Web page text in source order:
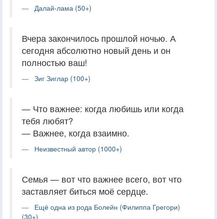
Далай-лама (50+)
Вчера закончилось прошлой ночью. А
сегодня абсолютно новый день и он
полностью ваш!
Зиг Зиглар (100+)
— Что важнее: когда любишь или когда
тебя любят?
— Важнее, когда взаимно.
Неизвестный автор (1000+)
Семья — вот что важнее всего, вот что
заставляет биться моё сердце.
Ещё одна из рода Болейн (Филиппа Грегори)
(30+)